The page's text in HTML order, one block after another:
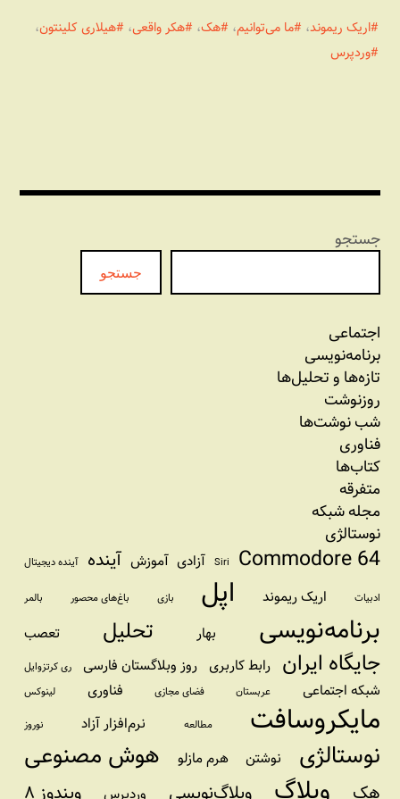
اریک ریموند، ما می‌توانیم، هک، هکر واقعی، هیلاری کلینتون،
وردپرس
جستجو
جستجو
اجتماعی
برنامه‏‌نویسی
تازه‌‌ها و تحلیل‌ها
روزنوشت
شب نوشت‌ها
فناوری
کتاب‌ها
متفرقه
مجله شبکه
نوستالژی
Commodore 64
Siri آزادی آموزش آینده آینده دیجیتال
ادبیات اریک ریموند اپل بازی باغ‌های محصور بالمر
برنامه‌نویسی بهار تحلیل تعصب
جایگاه ایران رابط کاربری روز وبلاگستان فارسی ری کرتزوایل
شبکه اجتماعی عربستان فضای مجازی فناوری لینوکس
مایکروسافت مطالعه نرم‌افزار آزاد نوروز
نوستالژی نوشتن هرم مازلو هوش مصنوعی
هک وبلاگ وبلاگ‌نویسی وردپرس ویندوز ۸